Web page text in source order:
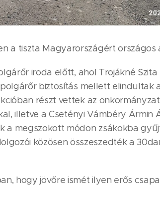
a tiszta Magyarországért országos
iroda előtt, ahol Trojákné
biztosítás mellett elindultak
részt vettek az
illetve a Csetényi Vámbéry Ármin
a megszokott módon zsákokba
közösen összeszedték a
hogy jövőre ismét ilyen erős